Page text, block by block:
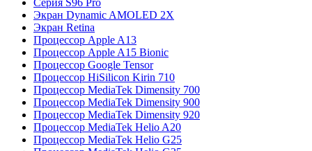
Экран Dynamic AMOLED 2X
Экран Retina
Процессор Apple A13
Процессор Apple A15 Bionic
Процессор Google Tensor
Процессор HiSilicon Kirin 710
Процессор MediaTek Dimensity 700
Процессор MediaTek Dimensity 900
Процессор MediaTek Dimensity 920
Процессор MediaTek Helio A20
Процессор MediaTek Helio G25